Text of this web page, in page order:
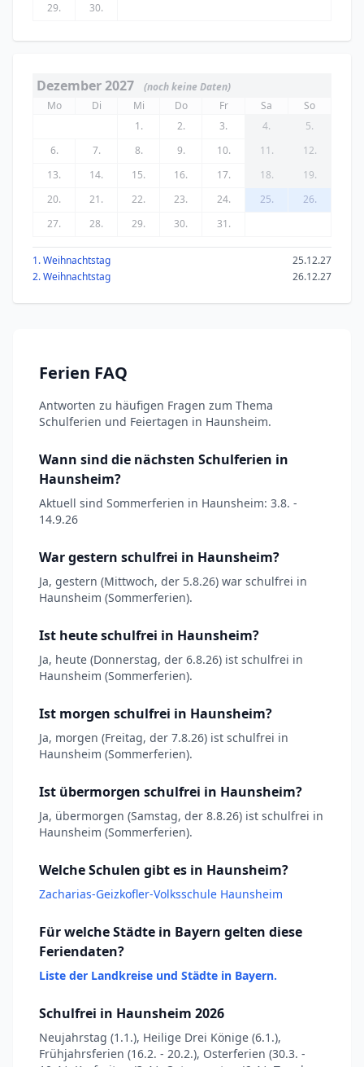
29.
30.
Dezember 2027
(noch keine Daten)
Mo
Di Mi Do Fr Sa
So
1.
2. 3. 4.
5.
6.
7. 8. 9. 10. 11.
12.
13.
14. 15. 16. 17. 18.
19.
20.
21. 22. 23. 24. 25.
26.
27.
28. 29. 30. 31.
1. Weihnachtstag
25.12.27
2. Weihnachtstag
26.12.27
Ferien FAQ
Antworten zu häufigen Fragen zum Thema
Schulferien und Feiertagen in Haunsheim.
Wann sind die nächsten Schulferien in
Haunsheim?
Aktuell sind Sommerferien in Haunsheim: 3.8. -
14.9.26
War gestern schulfrei in Haunsheim?
Ja, gestern (Mittwoch, der 5.8.26) war schulfrei in
Haunsheim (Sommerferien).
Ist heute schulfrei in Haunsheim?
Ja, heute (Donnerstag, der 6.8.26) ist schulfrei in
Haunsheim (Sommerferien).
Ist morgen schulfrei in Haunsheim?
Ja, morgen (Freitag, der 7.8.26) ist schulfrei in
Haunsheim (Sommerferien).
Ist übermorgen schulfrei in Haunsheim?
Ja, übermorgen (Samstag, der 8.8.26) ist schulfrei in
Haunsheim (Sommerferien).
Welche Schulen gibt es in Haunsheim?
Zacharias-Geizkofler-Volksschule Haunsheim
Für welche Städte in Bayern gelten diese
Feriendaten?
Liste der Landkreise und Städte in Bayern.
Schulfrei in Haunsheim 2026
Neujahrstag (1.1.), Heilige Drei Könige (6.1.),
Frühjahrsferien (16.2. - 20.2.), Osterferien (30.3. -